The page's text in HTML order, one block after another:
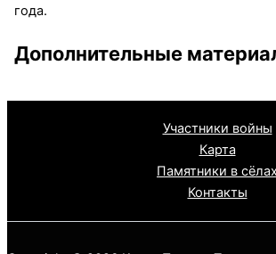
года.
Дополнительные
Участники войны
Карта
Памятники в сёлах
Контакты